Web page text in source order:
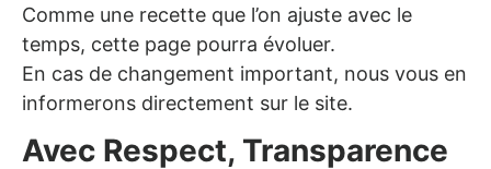
Comme une recette que l’on ajuste avec le
temps, cette page pourra évoluer.
En cas de changement important, nous vous en
informerons directement sur le site.
Avec Respect, Transparence